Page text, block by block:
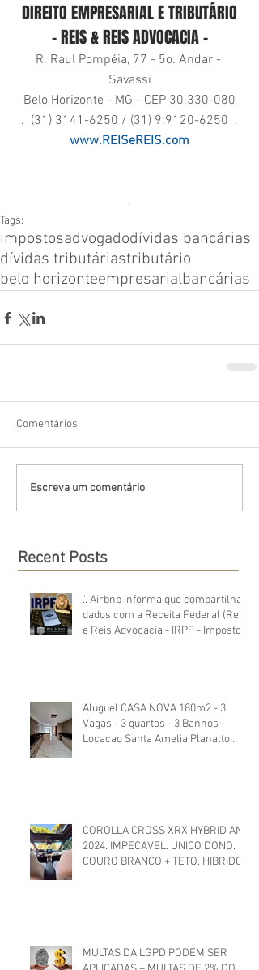
DIREITO EMPRESARIAL E TRIBUTÁRIO
- REIS & REIS ADVOCACIA -
R. Raul Pompéia, 77 - 5o. Andar -
Savassi
Belo Horizonte - MG - CEP 30.330-080
.  (31) 3141-6250 / (31) 9.9120-6250  .
www.REISeREIS.com
.
Tags:
impostosadvogadodívidas bancárias
dívidas tributáriastributário
belo horizonteempresarialbancárias
Comentários
Escreva um comentário
Recent Posts
.'. Airbnb informa que compartilha
dados com a Receita Federal (Reis
e Reis Advocacia - IRPF - Imposto
Aluguel CASA NOVA 180m2 - 3
Vagas - 3 quartos - 3 Banhos -
Locacao Santa Amelia Planalto
COROLLA CROSS XRX HYBRID ANO
2024. IMPECAVEL. UNICO DONO.
COURO BRANCO + TETO. HIBRIDO
MULTAS DA LGPD PODEM SER